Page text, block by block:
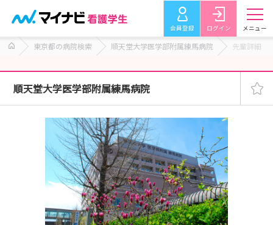
会員登録 ログイン メニュー
東京都の病院検索 順天堂大学医学部附属練馬病院 先輩詳細
順天堂大学医学部附属練馬病院